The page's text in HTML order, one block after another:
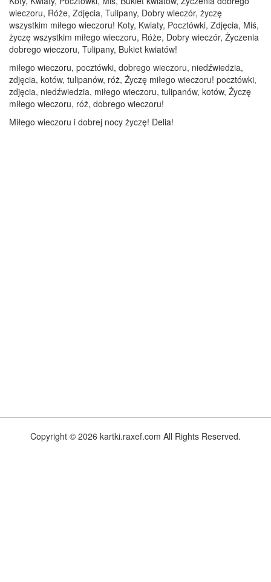
wieczoru, Róże, Zdjęcia, Tulipany, Dobry wieczór, życzę
wszystkim miłego wieczoru! Koty, Kwiaty, Pocztówki, Zdjęcia, Miś,
życzę wszystkim miłego wieczoru, Róże, Dobry wieczór, Życzenia
dobrego wieczoru, Tulipany, Bukiet kwiatów!
miłego wieczoru, pocztówki, dobrego wieczoru, niedźwiedzia,
zdjęcia, kotów, tulipanów, róż, Życzę miłego wieczoru! pocztówki,
zdjęcia, niedźwiedzia, miłego wieczoru, tulipanów, kotów, Życzę
miłego wieczoru, róż, dobrego wieczoru!
Miłego wieczoru i dobrej nocy życzę! Delia!
Copyright © 2026 kartki.raxef.com All Rights Reserved.